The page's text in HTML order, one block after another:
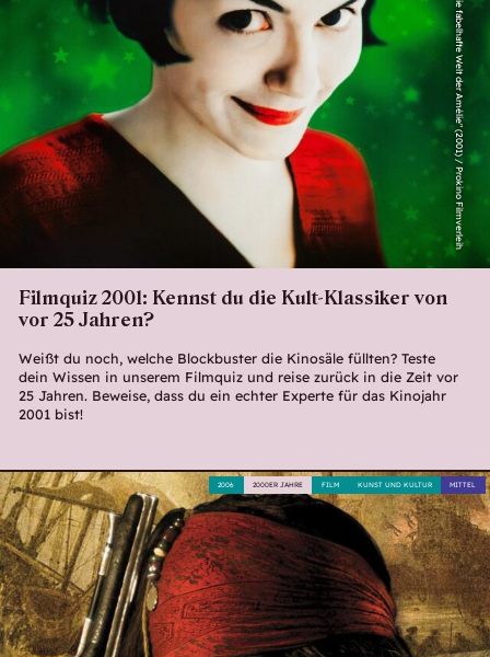
"Die fabelhafte Welt der Amélie" (2001) / Prokino Filmverleih
Filmquiz 2001: Kennst du die Kult-Klassiker von
vor 25 Jahren?
Weißt du noch, welche Blockbuster die Kinosäle füllten? Teste
dein Wissen in unserem Filmquiz und reise zurück in die Zeit vor
25 Jahren. Beweise, dass du ein echter Experte für das Kinojahr
2001 bist!
MITTEL
KUNST UND KULTUR
FILM
2000ER JAHRE
2006